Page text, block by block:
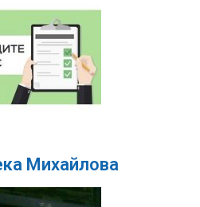
Михайлова